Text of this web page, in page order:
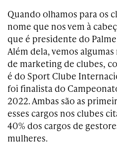
Quando olhamos para os
nome que nos vem à
que é presidente do
Além dela, vemos
de marketing de clubes,
é do Sport Clube
foi finalista do
2022. Ambas são as
esses cargos nos clubes
40% dos cargos de
mulheres.